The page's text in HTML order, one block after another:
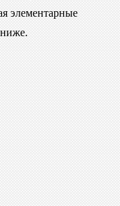
элементарные